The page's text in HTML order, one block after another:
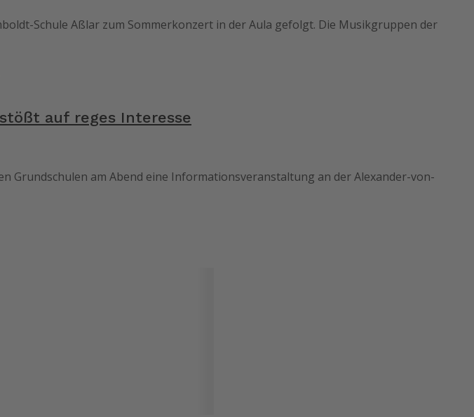
Schule Aßlar zum Sommerkonzert in der Aula gefolgt. Die Musikgruppen der
auf reges Interesse
Grundschulen am Abend eine Informationsveranstaltung an der Alexander-von-